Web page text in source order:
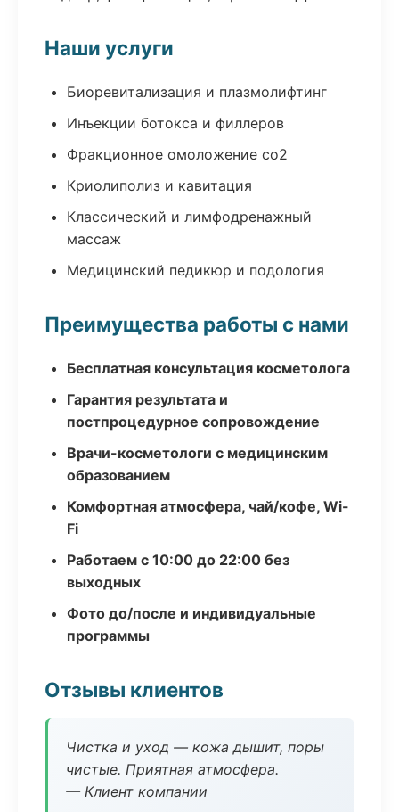
Наши услуги
Биоревитализация и плазмолифтинг
Инъекции ботокса и филлеров
Фракционное омоложение co2
Криолиполиз и кавитация
Классический и лимфодренажный
массаж
Медицинский педикюр и подология
Преимущества работы с нами
Бесплатная консультация косметолога
Гарантия результата и
постпроцедурное сопровождение
Врачи-косметологи с медицинским
образованием
Комфортная атмосфера, чай/кофе, Wi-
Fi
Работаем с 10:00 до 22:00 без
выходных
Фото до/после и индивидуальные
программы
Отзывы клиентов
Чистка и уход — кожа дышит, поры
чистые. Приятная атмосфера.
— Клиент компании